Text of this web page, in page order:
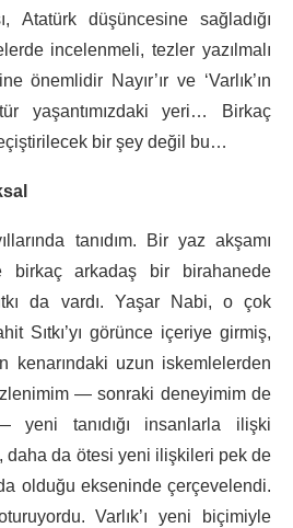
Atatürk düşüncesine sağladığı
incelenmeli, tezler yazılmalı
önemlidir Nayır’ır ve ‘Varlık’ın
yaşantımızdaki yeri… Birkaç
bir şey değil bu…
tanıdım. Bir yaz akşamı
birkaç arkadaş bir birahanede
da vardı. Yaşar Nabi, o çok
Sıtkı’yı görünce içeriye girmiş,
kenarındaki uzun iskemlelerden
— sonraki deneyimim de
yeni tanıdığı insanlarla ilişki
daha da ötesi yeni ilişkileri pek de
olduğu ekseninde çerçevelendi.
Varlık’ı yeni biçimiyle